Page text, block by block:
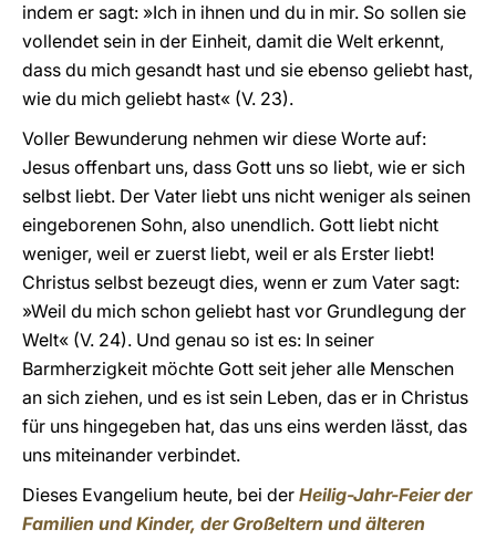
indem er sagt: »Ich in ihnen und du in mir. So sollen sie
vollendet sein in der Einheit, damit die Welt erkennt,
dass du mich gesandt hast und sie ebenso geliebt hast,
wie du mich geliebt hast« (V. 23).
Voller Bewunderung nehmen wir diese Worte auf:
Jesus offenbart uns, dass Gott uns so liebt, wie er sich
selbst liebt. Der Vater liebt uns nicht weniger als seinen
eingeborenen Sohn, also unendlich. Gott liebt nicht
weniger, weil er zuerst liebt, weil er als Erster liebt!
Christus selbst bezeugt dies, wenn er zum Vater sagt:
»Weil du mich schon geliebt hast vor Grundlegung der
Welt« (V. 24). Und genau so ist es: In seiner
Barmherzigkeit möchte Gott seit jeher alle Menschen
an sich ziehen, und es ist sein Leben, das er in Christus
für uns hingegeben hat, das uns eins werden lässt, das
uns miteinander verbindet.
Dieses Evangelium heute, bei der Heilig-Jahr-Feier der
Familien und Kinder, der Großeltern und älteren